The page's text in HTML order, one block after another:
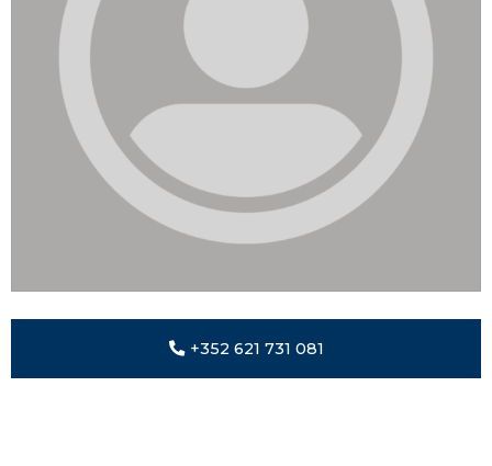
+352 621 731 081